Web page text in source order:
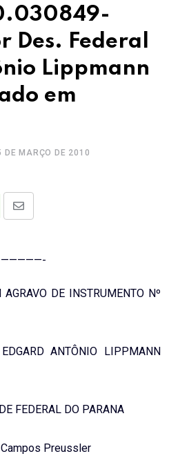
Des. Federal
Lippmann
em
DE MARÇO DE 2010
Share
DE INSTRUMENTO Nº
ANTÔNIO LIPPMANN
FEDERAL DO PARANA
Preussler